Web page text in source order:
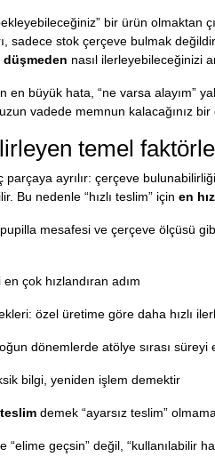
bir ürün olmaktan
sadece stok çerçeve bulmak
nasıl ilerleyebileceğinizi
en büyük hata, “ne varsa alayım”
vadede memnun kalacağınız
temel
ayrılır: çerçeve
Bu nedenle “hızlı teslim” için en
mesafesi ve çerçeve ölçüsü
çok hızlandıran adım
özel üretime göre daha hızlı
dönemlerde atölye sırası süreyi
bilgi, yeniden işlem demektir
teslim demek “ayarsız teslim”
“elime geçsin” değil, “kullanılabilir